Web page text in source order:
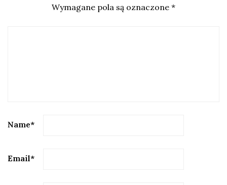
Wymagane pola są oznaczone *
Name*
Email*